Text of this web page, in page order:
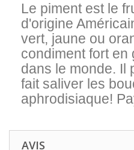
Le piment est le
d'origine
vert, jaune ou
condiment fort en
dans le monde. Il
fait saliver les
aphrodisiaque!
AVIS